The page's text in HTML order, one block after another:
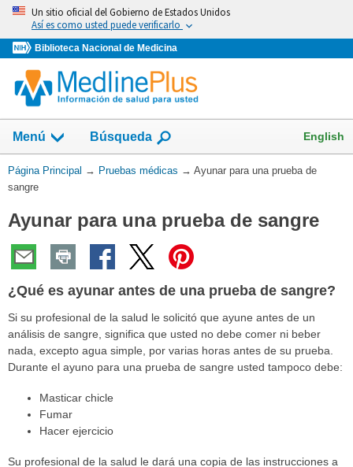
Omita
vaya
al
Contenido
Un sitio oficial del Gobierno de Estados Unidos
Así es como usted puede verificarlo
Biblioteca Nacional de Medicina
Menú
Mostrar
campo
de
Búsqueda English
Usted
está
Página Principal → Pruebas médicas → Ayunar para una prueba de
sangre
Ayunar para una prueba de sangre
¿Qué es ayunar antes de una prueba de sangre?
Si su profesional de la salud le solicitó que ayune antes de un
análisis de sangre, significa que usted no debe comer ni beber
nada, excepto agua simple, por varias horas antes de su prueba.
Durante el ayuno para una prueba de sangre usted tampoco debe:
Masticar chicle
Fumar
Hacer ejercicio
Su profesional de la salud le dará una copia de las instrucciones a